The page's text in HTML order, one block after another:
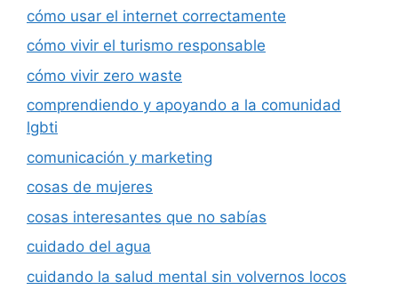
cómo usar el internet correctamente
cómo vivir el turismo responsable
cómo vivir zero waste
comprendiendo y apoyando a la comunidad
lgbti
comunicación y marketing
cosas de mujeres
cosas interesantes que no sabías
cuidado del agua
cuidando la salud mental sin volvernos locos